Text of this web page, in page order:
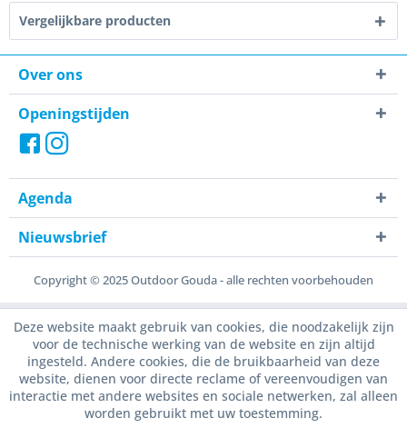
Vergelijkbare producten
Over ons
Openingstijden
Agenda
Nieuwsbrief
Copyright © 2025 Outdoor Gouda - alle rechten voorbehouden
Deze website maakt gebruik van cookies, die noodzakelijk zijn
voor de technische werking van de website en zijn altijd
ingesteld. Andere cookies, die de bruikbaarheid van deze
website, dienen voor directe reclame of vereenvoudigen van
interactie met andere websites en sociale netwerken, zal alleen
worden gebruikt met uw toestemming.